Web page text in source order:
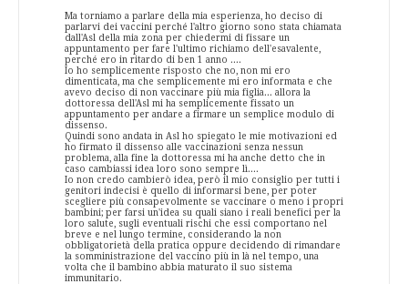
Ma torniamo a parlare della mia esperienza, ho deciso di
parlarvi dei vaccini perché l'altro giorno sono stata chiamata
dall'Asl della mia zona per chiedermi di fissare un
appuntamento per fare l'ultimo richiamo dell'esavalente,
perché ero in ritardo di ben 1 anno ....
Io ho semplicemente risposto che no, non mi ero
dimenticata, ma che semplicemente mi ero informata e che
avevo deciso di non vaccinare più mia figlia... allora la
dottoressa dell'Asl mi ha semplicemente fissato un
appuntamento per andare a firmare un semplice modulo di
dissenso.
Quindi sono andata in Asl ho spiegato le mie motivazioni ed
ho firmato il dissenso alle vaccinazioni senza nessun
problema, alla fine la dottoressa mi ha anche detto che in
caso cambiassi idea loro sono sempre lì....
Io non credo cambierò idea, però il mio consiglio per tutti i
genitori indecisi è quello di informarsi bene, per poter
scegliere più consapevolmente se vaccinare o meno i propri
bambini; per farsi un'idea su quali siano i reali benefici per la
loro salute, sugli eventuali rischi che essi comportano nel
breve e nel lungo termine, considerando la non
obbligatorietà della pratica oppure decidendo di rimandare
la somministrazione del vaccino più in là nel tempo, una
volta che il bambino abbia maturato il suo sistema
immunitario.